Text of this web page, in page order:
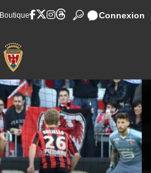
Boutique Connexion